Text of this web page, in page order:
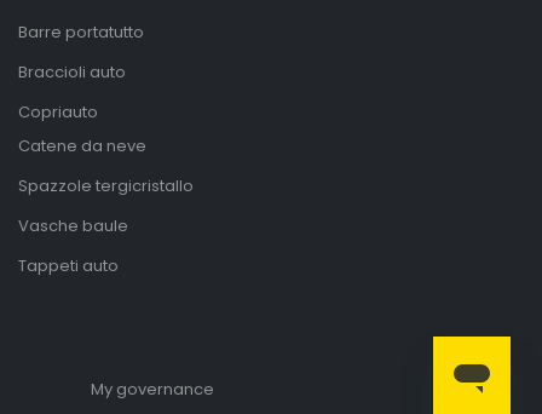
Barre portatutto
Braccioli auto
Copriauto
Catene da neve
Spazzole tergicristallo
Vasche baule
Tappeti auto
My governance